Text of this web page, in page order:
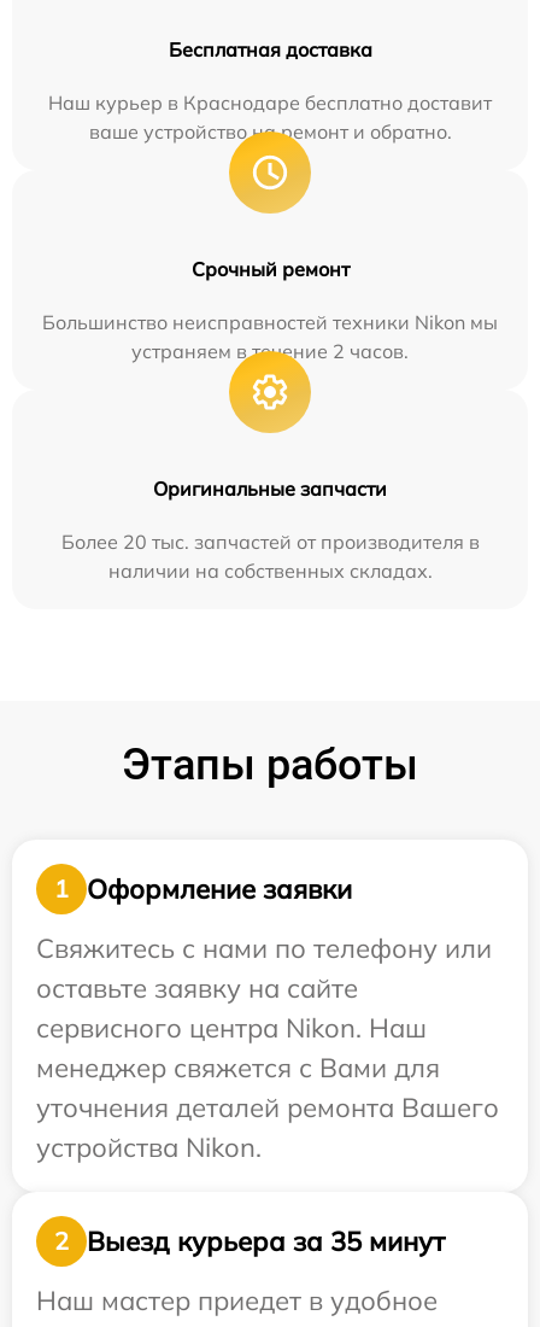
Бесплатная доставка
Наш курьер в Краснодаре бесплатно доставит
ваше устройство на ремонт и обратно.
Срочный ремонт
Большинство неисправностей техники Nikon мы
устраняем в течение 2 часов.
Оригинальные запчасти
Более 20 тыс. запчастей от производителя в
наличии на собственных складах.
Этапы работы
1
Оформление заявки
Свяжитесь с нами по телефону или
оставьте заявку на сайте
сервисного центра Nikon. Наш
менеджер свяжется с Вами для
уточнения деталей ремонта Вашего
устройства Nikon.
2
Выезд курьера за 35 минут
Наш мастер приедет в удобное